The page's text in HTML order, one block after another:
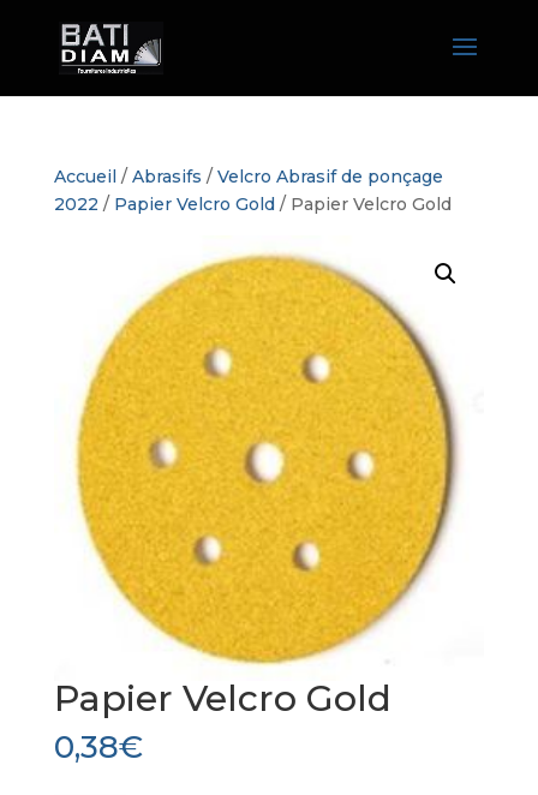
Accueil / Abrasifs / Velcro Abrasif de ponçage
2022 / Papier Velcro Gold/ Papier Velcro Gold
Papier Velcro Gold
0,38€